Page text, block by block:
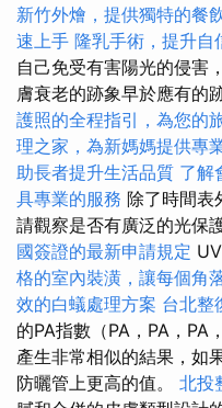
新竹外燴，提供獨特的餐
速上手 隆乳手術，提升自
自己免受有害陽光的侵害
膚衰老的跡象早於應有的
護照的全程指引，為您的
理之家，為新媽媽提供專
助長者提升生活品質 了解
具專業的服務 除了時間表
請觀察是否有廣泛的光保
國簽證的最新申請規定
格的室內裝潢，讓每個角
效的白蟻處理方案 台北整
的PA指數（PA，PA，PA
產生非常相似的結果，如
防曬管上更高的值。 北投